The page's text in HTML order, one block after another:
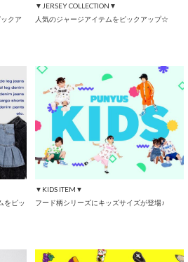
クア
▼JERSEY COLLECTION▼
人気のジャージアイテムをピックアップ☆
をピッ
▼KIDS ITEM▼
フード柄シリーズにキッズサイズが登場♪